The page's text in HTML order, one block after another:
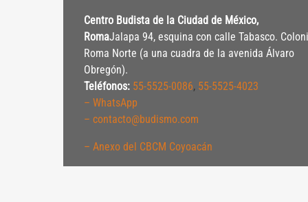
Centro Budista de la Ciudad de México,
RomaJalapa 94, esquina con calle Tabasco.
Roma Norte (a una cuadra de la avenida Álvaro
Obregón).
Teléfonos: 55-5525-0086, 55-5525-4023
– WhatsApp
– contacto@budismo.com
– Anexo del CBCM Coyoacán